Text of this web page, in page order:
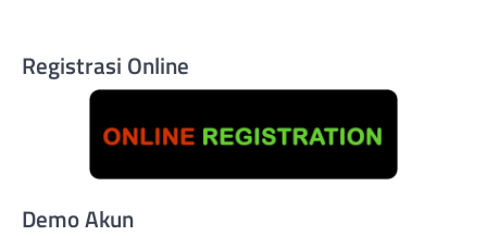
Registrasi Online
Demo Akun